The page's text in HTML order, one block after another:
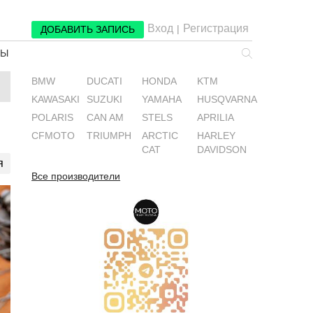
ДОБАВИТЬ ЗАПИСЬ Вход | Регистрация
BMW DUCATI HONDA
KTM
KAWASAKI
SUZUKI YAMAHA
HUSQVARNA
POLARIS
CAN AM STELS
APRILIA
CFMOTO
TRIUMPH
ARCTIC
CAT
HARLEY
DAVIDSON
Все производители